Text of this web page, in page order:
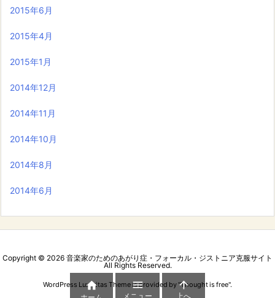
2015年6月
2015年4月
2015年1月
2014年12月
2014年11月
2014年10月
2014年8月
2014年6月
Copyright © 2026 音楽家のためのあがり症・フォーカル・ジストニア克服サイト
All Rights Reserved.
WordPress Luxeritas Theme is provided by "Thought is free".
 
メニュー

上へ